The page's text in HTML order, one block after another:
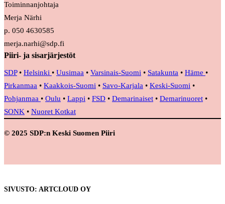
Toiminnanjohtaja
Merja Närhi
p. 050 4630585
merja.narhi@sdp.fi
Piiri- ja sisarjärjestöt
SDP• Helsinki • Uusimaa • Varsinais-Suomi • Satakunta • Häme •
Pirkanmaa • Kaakkois-Suomi • Savo-Karjala • Keski-Suomi •
Pohjanmaa • Oulu • Lappi • FSD • Demarinaiset • Demarinuoret •
SONK • Nuoret Kotkat
© 2025 SDP:n Keski Suomen Piiri
SIVUSTO: ARTCLOUD OY